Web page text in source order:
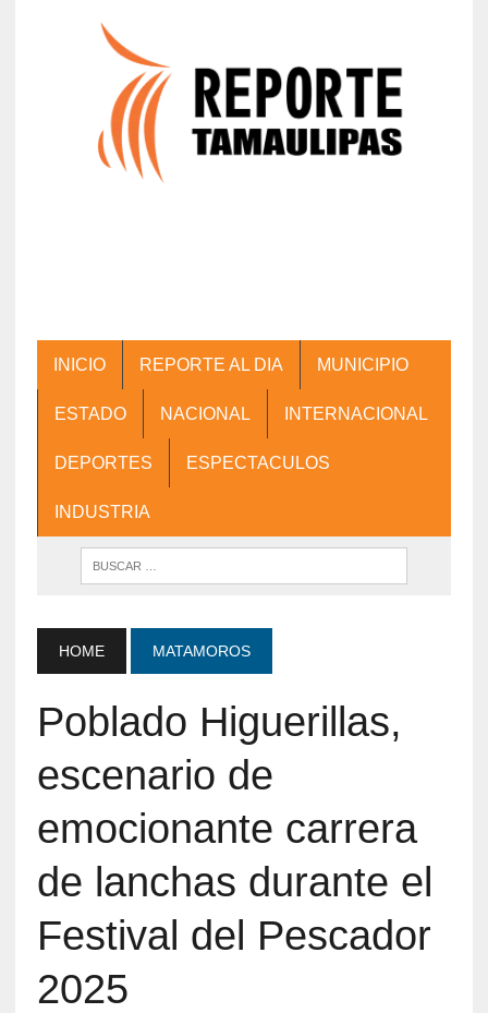
INICIO REPORTE AL DIA MUNICIPIO
ESTADO NACIONAL INTERNACIONAL
DEPORTES ESPECTACULOS
INDUSTRIA
HOME MATAMOROS
Poblado Higuerillas,
escenario de
emocionante carrera
de lanchas durante el
Festival del Pescador
2025